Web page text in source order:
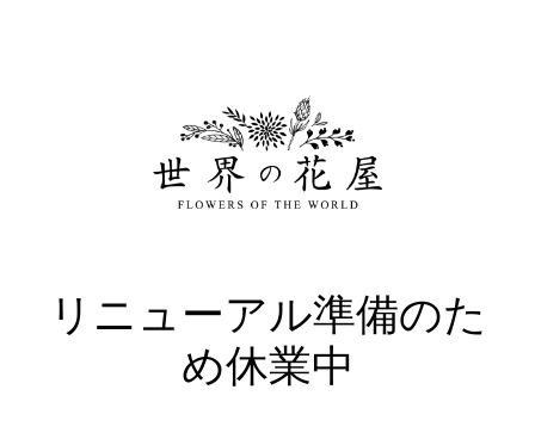
リニューアル準備のた
め休業中